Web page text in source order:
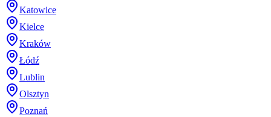
Katowice
Kielce
Kraków
Łódź
Lublin
Olsztyn
Poznań